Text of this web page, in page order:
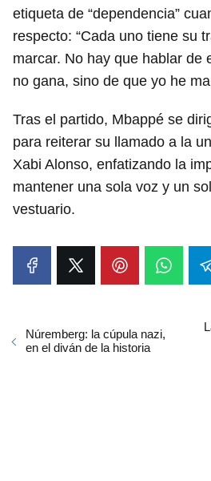
etiqueta de “dependencia”
respecto: “Cada uno tiene su
marcar. No hay que hablar de
no gana, sino de que yo he
Tras el partido, Mbappé se
para reiterar su llamado a la
Xabi Alonso, enfatizando la
mantener una sola voz y un
vestuario.
Núremberg: la cúpula nazi,
en el diván de la historia